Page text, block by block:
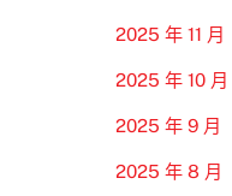
2025 年 11 月
2025 年 10 月
2025 年 9 月
2025 年 8 月